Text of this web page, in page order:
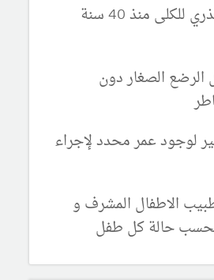
يجرى المسح الذري للكلى منذ 40 سنة
الرضع الصغار دون
لوجود عمر محدد لإجراء
الاطفال المشرف و
حالة كل طفل